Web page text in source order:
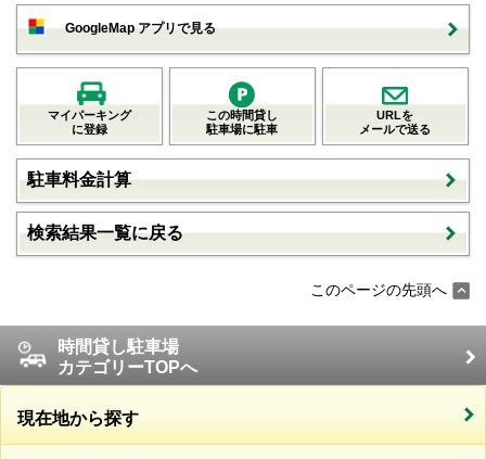
GoogleMap アプリで見る
マイパーキング
に登録
この時間貸し
駐車場に駐車
URLを
メールで送る
駐車料金計算
検索結果一覧に戻る
このページの先頭へ
時間貸し駐車場
カテゴリーTOPへ
現在地から探す